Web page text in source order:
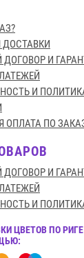
ДОСТАВКИ
И
И
ОПЛАТА ПО
И
И
ЦВЕТОВ ПО